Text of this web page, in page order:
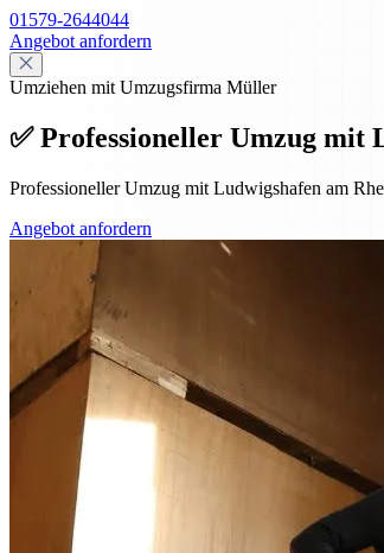
01579-2644044
Angebot anfordern
Umziehen mit Umzugsfirma Müller
✅ Professioneller Umzug mit
Professioneller Umzug mit Ludwigshafen am
Angebot anfordern